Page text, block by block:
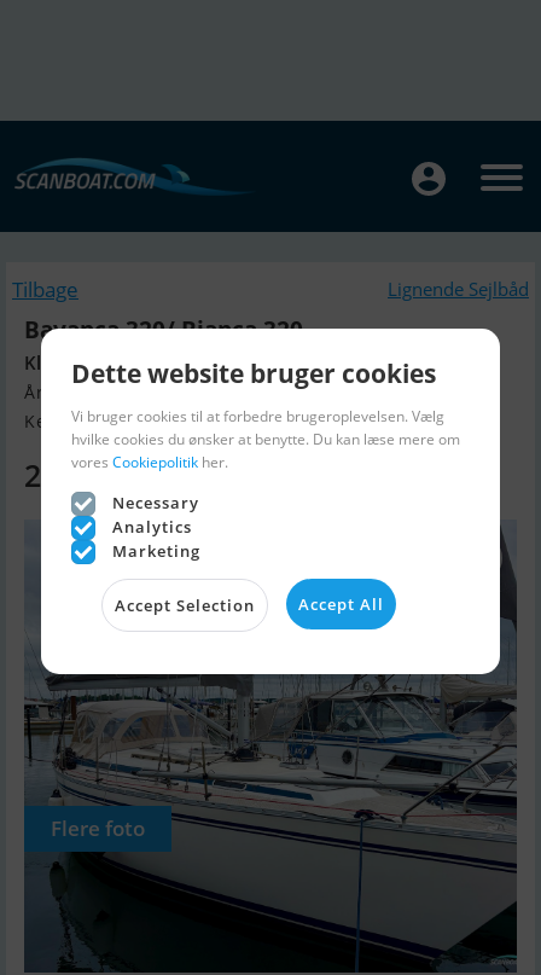
Tilbage Lignende Sejlbåd
Bavanca 320/ Bianca 320
Klar til overtagelse
Årgang 1996, Sejlbåd til salg
Kerteminde Marina, Danmark
225.000 DKK
Flere foto
Dette website bruger cookies
Vi bruger cookies til at forbedre brugeroplevelsen. Vælg
hvilke cookies du ønsker at benytte. Du kan læse mere om
vores Cookiepolitik her.
Necessary
Analytics
Marketing
Accept Selection Accept All